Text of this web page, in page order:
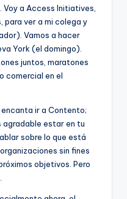
a Access Initiatives,
para ver a mi colega y
Vamos a hacer
York (el domingo).
juntos, maratones
comercial en el
encanta ir a Contento;
agradable estar en tu
sobre lo que está
sin fines
objetivos. Pero